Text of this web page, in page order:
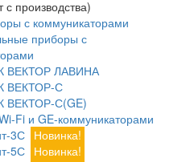
с производства)
с коммуникаторами
приборы с
ВЕКТОР ЛАВИНА
ВЕКТОР-С
ВЕКТОР-С(GE)
Fi и GE-коммуникаторами
3С Новинка!
5С Новинка!